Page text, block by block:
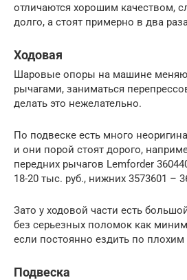
отличаются хорошим качеством,
долго, а стоят примерно в два
Ходовая
Шаровые опоры на машине
рычагами, заниматься
делать это нежелательно.
По подвеске есть много
и они порой стоят дорого,
передних рычагов Lemforder
18-20 тыс. руб., нижних 3573601 –
Зато у ходовой части есть
без серьезных поломок как
если постоянно ездить по плохим
Подвеска